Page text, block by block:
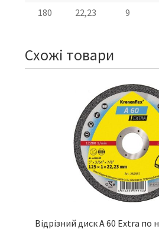
180
22,23 9
Схожі товари
Відрізний диск A 60 Extra по